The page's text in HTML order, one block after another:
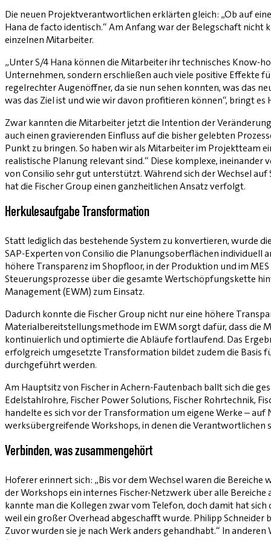
Die neuen Projektverantwortlichen erklärten gleich: „Ob auf
Hana de facto identisch.“ Am Anfang war der Belegschaft
einzelnen Mitarbeiter.
„Unter S/4 Hana können die Mitarbeiter ihr technisches
Unternehmen, sondern erschließen auch viele positive Effekte
regelrechter Augenöffner, da sie nun sehen konnten, was das
was das Ziel ist und wie wir davon profitieren können“, bringt
Zwar kannten die Mitarbeiter jetzt die Intention der
auch einen gravierenden Einfluss auf die bisher gelebten
Punkt zu bringen. So haben wir als Mitarbeiter im Projektteam
realistische Planung relevant sind.“ Diese komplexe,
von Consilio sehr gut unterstützt. Während sich der Wechsel
hat die Fischer Group einen ganzheitlichen Ansatz verfolgt.
Herkulesaufgabe Transformation
Statt lediglich das bestehende System zu konvertieren, wurde
SAP-Experten von Consilio die Planungsoberflächen individuell
höhere Transparenz im Shopfloor, in der Produktion und im
Steuerungsprozesse über die gesamte Wertschöpfungskette
Management (EWM) zum Einsatz.
Dadurch konnte die Fischer Group nicht nur eine höhere
Materialbereitstellungsmethode im EWM sorgt dafür, dass die
kontinuierlich und optimierte die Abläufe fortlaufend. Das
erfolgreich umgesetzte Transformation bildet zudem die Basis
durchgeführt werden.
Am Hauptsitz von Fischer in Achern-­Fautenbach ballt sich die
Edelstahlrohre, Fischer Power Solutions, Fischer Rohrtechnik,
handelte es sich vor der Transformation um eigene Werke –
werksübergreifende Workshops, in denen die Verantwortlichen
Verbinden, was zusammengehört
Hoferer erinnert sich: „Bis vor dem Wechsel waren die
der Workshops ein internes Fischer-Netzwerk über alle
kannte man die Kollegen zwar vom Telefon, doch damit hat
weil ein großer Overhead abgeschafft wurde. Philipp
Zuvor wurden sie je nach Werk anders gehandhabt.“ In